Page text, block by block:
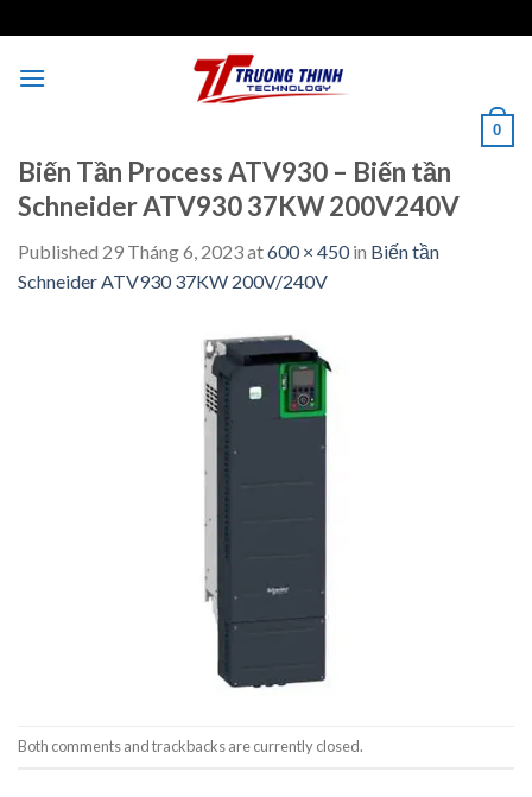
to
content
0
Biến Tần Process ATV930 – Biến tần
Schneider ATV930 37KW 200V240V
Published 29 Tháng 6, 2023at600 × 450in Biến tần
Schneider ATV930 37KW 200V/240V
Both comments and trackbacks are currently closed.